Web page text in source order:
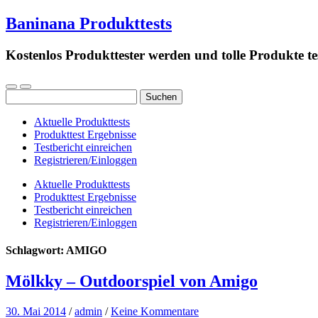
Baninana Produkttests
Kostenlos Produkttester werden und tolle Produkte
nach:
Aktuelle Produkttests
Produkttest Ergebnisse
Testbericht einreichen
Registrieren/Einloggen
Aktuelle Produkttests
Produkttest Ergebnisse
Testbericht einreichen
Registrieren/Einloggen
Schlagwort: AMIGO
Mölkky – Outdoorspiel von Amigo
30. Mai 2014 /admin /Keine Kommentare